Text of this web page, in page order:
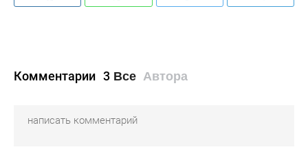
Комментарии 3 Все Автора